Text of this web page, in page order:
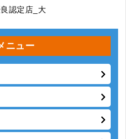
ニュー